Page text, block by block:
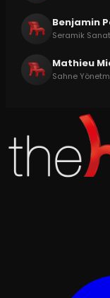
Benjamin
Seramik
Mathieu
Sahne